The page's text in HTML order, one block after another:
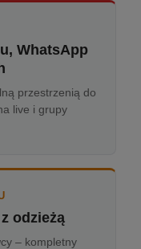
WhatsApp
przestrzenią do
live i grupy
odzieżą
– kompletny